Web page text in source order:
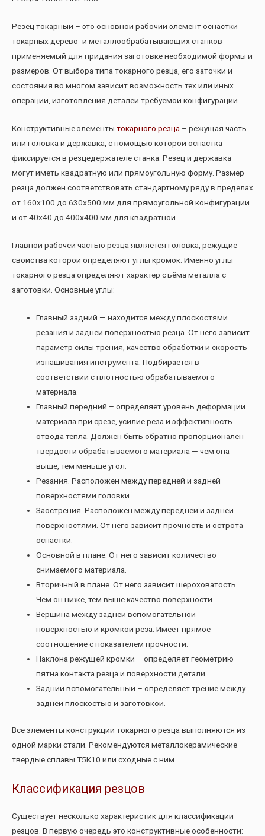
Резец токарный – это основной рабочий элемент оснастки
токарных дерево- и металлообрабатывающих станков
применяемый для придания заготовке необходимой формы и
размеров. От выбора типа токарного резца, его заточки и
состояния во многом зависит возможность тех или иных
операций, изготовления деталей требуемой конфигурации.
Конструктивные элементы токарного резца – режущая часть
или головка и державка, с помощью которой оснастка
фиксируется в резцедержателе станка. Резец и державка
могут иметь квадратную или прямоугольную форму. Размер
резца должен соответствовать стандартному ряду в пределах
от 160х100 до 630х500 мм для прямоугольной конфигурации
и от 40х40 до 400х400 мм для квадратной.
Главной рабочей частью резца является головка, режущие
свойства которой определяют углы кромок. Именно углы
токарного резца определяют характер съёма металла с
заготовки. Основные углы:
Главный задний — находится между плоскостями
резания и задней поверхностью резца. От него зависит
параметр силы трения, качество обработки и скорость
изнашивания инструмента. Подбирается в
соответствии с плотностью обрабатываемого
материала.
Главный передний – определяет уровень деформации
материала при срезе, усилие реза и эффективность
отвода тепла. Должен быть обратно пропорционален
твердости обрабатываемого материала — чем она
выше, тем меньше угол.
Резания. Расположен между передней и задней
поверхностями головки.
Заострения. Расположен между передней и задней
поверхностями. От него зависит прочность и острота
оснастки.
Основной в плане. От него зависит количество
снимаемого материала.
Вторичный в плане. От него зависит шероховатость.
Чем он ниже, тем выше качество поверхности.
Вершина между задней вспомогательной
поверхностью и кромкой реза. Имеет прямое
соотношение с показателем прочности.
Наклона режущей кромки – определяет геометрию
пятна контакта резца и поверхности детали.
Задний вспомогательный – определяет трение между
задней плоскостью и заготовкой.
Все элементы конструкции токарного резца выполняются из
одной марки стали. Рекомендуются металлокерамические
твердые сплавы Т5К10 или сходные с ним.
Классификация резцов
Существует несколько характеристик для классификации
резцов. В первую очередь это конструктивные особенности: